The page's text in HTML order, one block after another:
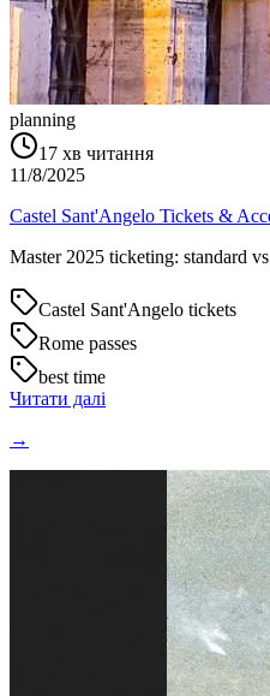
planning
17 хв читання
11/8/2025
Castel Sant'Angelo Tickets &
Master 2025 ticketing: standard
Castel Sant'Angelo tickets
Rome passes
best time
Читати далі
→